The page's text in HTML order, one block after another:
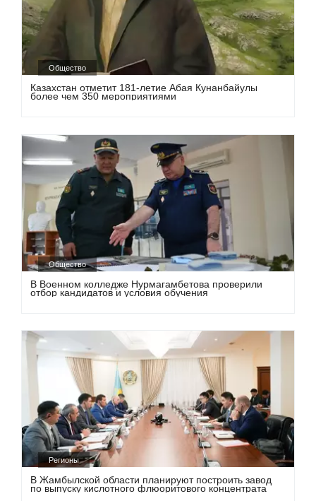
Общество
Казахстан отметит 181-летие Абая Кунанбайулы
более чем 350 мероприятиями
Общество
В Военном колледже Нурмагамбетова проверили
отбор кандидатов и условия обучения
Регионы
В Жамбылской области планируют построить завод
по выпуску кислотного флюоритового концентрата